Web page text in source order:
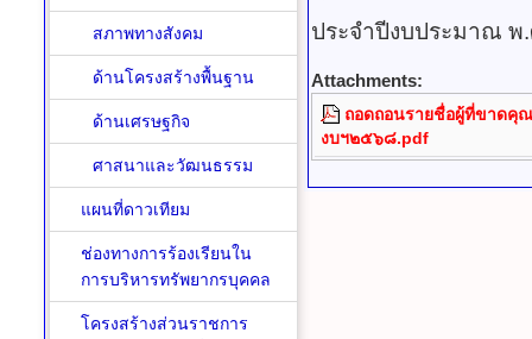
ประจำปีงบประมาณ
Attachments:
ถอดถอนรายชื่อผู้ที่ขาดคุ
งบฯ๒๕๖๘.pdf
สภาพทางสังคม
ด้านโครงสร้างพื้นฐาน
ด้านเศรษฐกิจ
ศาสนาและวัฒนธรรม
แผนที่ดาวเทียม
ช่องทางการร้องเรียนใน
การบริหารทรัพยากรบุคคล
โครงสร้างส่วนราชการ